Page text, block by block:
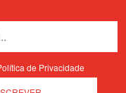
de Privacidade